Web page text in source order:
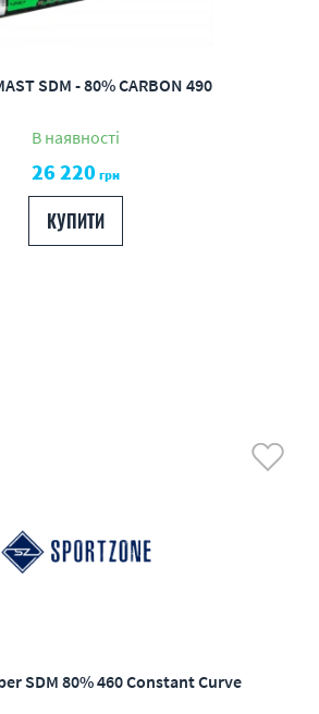
SDM - 80% CARBON 490
В наявності
26 220грн
КУПИТИ
SDM 80% 460 Constant Curve